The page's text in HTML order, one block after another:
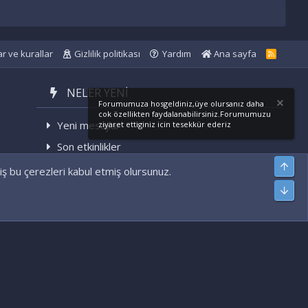
ve kurallar Gizlilik politikası Yardım Ana sayfa
R
NELER YENI
Yeni mesajlar
Son etkinlikler
Forumumuza hosgeldiniz,üye olursanız daha
cok özellikten faydalanabilirsiniz.Forumumuzu
ziyaret ettiginiz icin tesekkür ederiz
bu çerezleri kabul etmiş olursunuz.
Üst
Alt